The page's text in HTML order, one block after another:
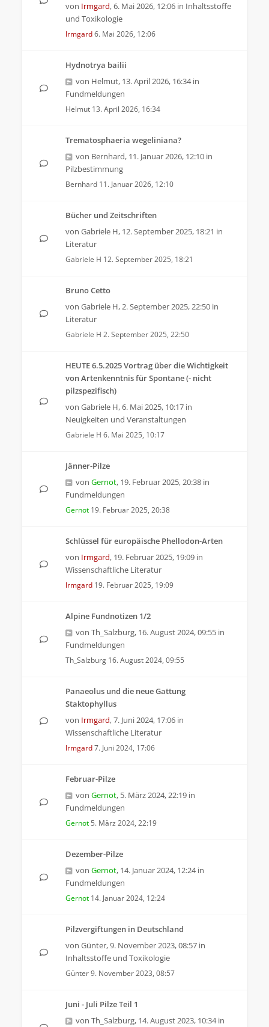
von Irmgard,6. Mai 2026, 12:06 in Inhaltsstoffe
und Toxikologie
Irmgard6. Mai 2026, 12:06
Hydnotrya bailii
von Helmut, 13. April 2026, 16:34in
Fundmeldungen
Helmut 13. April 2026, 16:34
Trematosphaeria wegeliniana?
von Bernhard, 11. Januar 2026, 12:10 in
Pilzbestimmung
Bernhard 11. Januar 2026, 12:10
Bücher und Zeitschriften
von Gabriele H, 12. September 2025, 18:21 in
Literatur
Gabriele H 12. September 2025, 18:21
Bruno Cetto
von Gabriele H,2. September 2025, 22:50 in
Literatur
Gabriele H 2. September 2025, 22:50
HEUTE 6.5.2025 Vortrag über die Wichtigkeit
von Artenkenntnis für Spontane (- nicht
pilzspezifisch)
von Gabriele H,6. Mai 2025, 10:17 in
Neuigkeiten und Veranstaltungen
Gabriele H 6. Mai 2025, 10:17
Jänner-Pilze
von Gernot, 19. Februar 2025, 20:38 in
Fundmeldungen
Gernot 19. Februar 2025, 20:38
Schlüssel für europäische Phellodon-Arten
von Irmgard, 19. Februar 2025, 19:09 in
Wissenschaftliche Literatur
Irmgard 19. Februar 2025, 19:09
Alpine Fundnotizen 1/2
von Th_Salzburg, 16. August 2024, 09:55 in
Fundmeldungen
Th_Salzburg 16. August 2024, 09:55
Panaeolus und die neue Gattung
Staktophyllus
von Irmgard,7. Juni 2024, 17:06 in
Wissenschaftliche Literatur
Irmgard7. Juni 2024, 17:06
Februar-Pilze
von Gernot, 5. März 2024, 22:19 in
Fundmeldungen
Gernot 5. März 2024, 22:19
Dezember-Pilze
von Gernot, 14. Januar 2024, 12:24in
Fundmeldungen
Gernot 14. Januar 2024, 12:24
Pilzvergiftungen in Deutschland
von Günter,9. November 2023, 08:57 in
Inhaltsstoffe und Toxikologie
Günter9. November 2023, 08:57
Juni - Juli Pilze Teil 1
von Th_Salzburg, 14. August 2023, 10:34in